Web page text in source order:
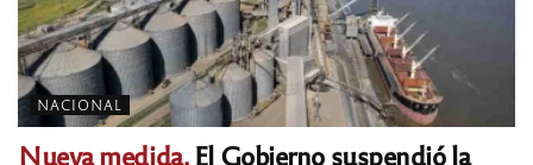
NACIONAL
Nueva medida.El Gobierno suspendió la